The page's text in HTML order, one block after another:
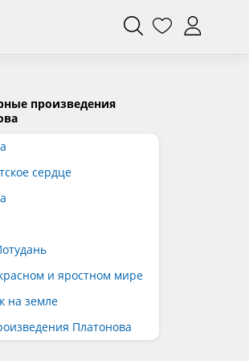
произведения
сердце
и яростном мире
на земле
Платонова